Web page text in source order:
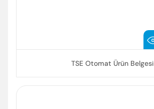
TSE Otomat Ürün Belgesi